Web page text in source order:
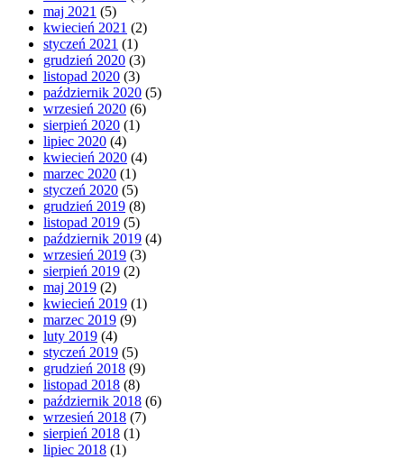
maj 2021 (5)
kwiecień 2021 (2)
styczeń 2021 (1)
grudzień 2020 (3)
listopad 2020 (3)
październik 2020 (5)
wrzesień 2020 (6)
sierpień 2020 (1)
lipiec 2020 (4)
kwiecień 2020 (4)
marzec 2020 (1)
styczeń 2020 (5)
grudzień 2019 (8)
listopad 2019 (5)
październik 2019 (4)
wrzesień 2019 (3)
sierpień 2019 (2)
maj 2019 (2)
kwiecień 2019 (1)
marzec 2019 (9)
luty 2019 (4)
styczeń 2019 (5)
grudzień 2018 (9)
listopad 2018 (8)
październik 2018 (6)
wrzesień 2018 (7)
sierpień 2018 (1)
lipiec 2018 (1)